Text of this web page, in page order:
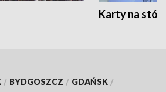
Karty na
/ BYDGOSZCZ / GDAŃSK /